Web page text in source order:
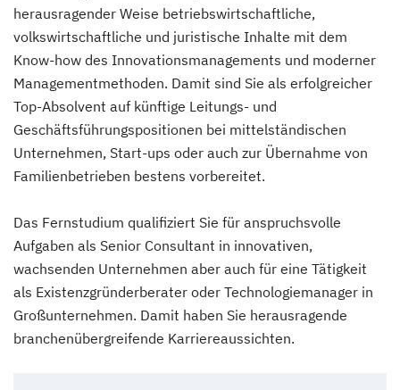
herausragender Weise betriebswirtschaftliche,
volkswirtschaftliche und juristische Inhalte mit dem
Know-how des Innovationsmanagements und moderner
Managementmethoden. Damit sind Sie als erfolgreicher
Top-Absolvent auf künftige Leitungs- und
Geschäftsführungspositionen bei mittelständischen
Unternehmen, Start-ups oder auch zur Übernahme von
Familienbetrieben bestens vorbereitet.
Das Fernstudium qualifiziert Sie für anspruchsvolle
Aufgaben als Senior Consultant in innovativen,
wachsenden Unternehmen aber auch für eine Tätigkeit
als Existenzgründerberater oder Technologiemanager in
Großunternehmen. Damit haben Sie herausragende
branchenübergreifende Karriereaussichten.